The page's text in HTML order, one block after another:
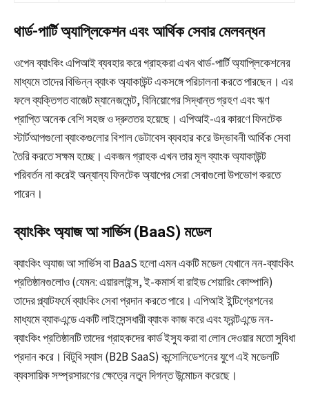
থার্ড-পার্টি অ্যাপ্লিকেশন এবং আর্থিক সেবার মেলবন্ধন
ওপেন ব্যাংকিং এপিআই ব্যবহার করে গ্রাহকরা এখন থার্ড-পার্টি অ্যাপ্লিকেশনের
মাধ্যমে তাদের বিভিন্ন ব্যাংক অ্যাকাউন্ট একসঙ্গে পরিচালনা করতে পারছেন। এর
ফলে ব্যক্তিগত বাজেট ম্যানেজমেন্ট, বিনিয়োগের সিদ্ধান্ত গ্রহণ এবং ঋণ
প্রাপ্তি অনেক বেশি সহজ ও দ্রুততর হয়েছে। এপিআই-এর কারণে ফিনটেক
স্টার্টআপগুলো ব্যাংকগুলোর বিশাল ডেটাবেস ব্যবহার করে উদ্ভাবনী আর্থিক সেবা
তৈরি করতে সক্ষম হচ্ছে। একজন গ্রাহক এখন তার মূল ব্যাংক অ্যাকাউন্ট
পরিবর্তন না করেই অন্যান্য ফিনটেক অ্যাপের সেরা সেবাগুলো উপভোগ করতে
পারেন।
ব্যাংকিং অ্যাজ আ সার্ভিস (BaaS) মডেল
ব্যাংকিং অ্যাজ আ সার্ভিস বা BaaS হলো এমন একটি মডেল যেখানে নন-ব্যাংকিং
প্রতিষ্ঠানগুলোও (যেমন: এয়ারলাইন্স, ই-কমার্স বা রাইড শেয়ারিং কোম্পানি)
তাদের প্ল্যাটফর্মে ব্যাংকিং সেবা প্রদান করতে পারে। এপিআই ইন্টিগ্রেশনের
মাধ্যমে ব্যাকএন্ডে একটি লাইসেন্সধারী ব্যাংক কাজ করে এবং ফ্রন্টএন্ডে নন-
ব্যাংকিং প্রতিষ্ঠানটি তাদের গ্রাহকদের কার্ড ইস্যু করা বা লোন দেওয়ার মতো সুবিধা
প্রদান করে। বিটুবি স্যাস (B2B SaaS) কন্সোলিডেশনের যুগে এই মডেলটি
ব্যবসায়িক সম্প্রসারণের ক্ষেত্রে নতুন দিগন্ত উন্মোচন করেছে।